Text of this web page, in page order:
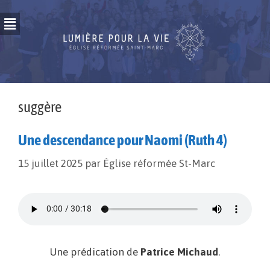
suggère
Une descendance pour Naomi (Ruth 4)
15 juillet 2025 par Église réformée St-Marc
Une prédication de Patrice Michaud.